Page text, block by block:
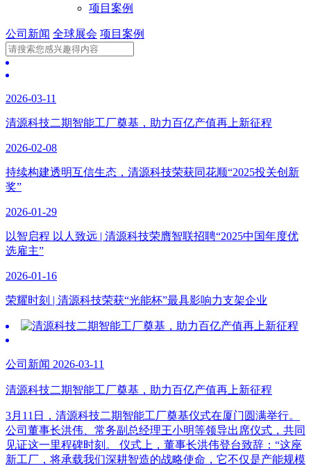
项目案例
公司新闻 全球展会 项目案例
2026-03-11
清源科技二期智能工厂奠基，助力百亿产值再上新征程
2026-02-08
持续构建透明互信生态，清源科技荣获同花顺“2025投关创新
奖”
2026-01-29
以智启程 以人致远 | 清源科技荣膺智联招聘“2025中国年度优
选雇主”
2026-01-16
荣耀时刻 | 清源科技荣获“光能杯”最具影响力支架企业
公司新闻 2026-03-11
清源科技二期智能工厂奠基，助力百亿产值再上新征程
3月11日，清源科技二期智能工厂奠基仪式在厦门圆满举行。
公司董事长洪伟、常务副总经理王小明等领导出席仪式，共同
见证这一里程碑时刻。 仪式上，董事长洪伟登台致辞：“这座
新工厂，将承载我们深耕智造的战略使命，它不仅是产能规模